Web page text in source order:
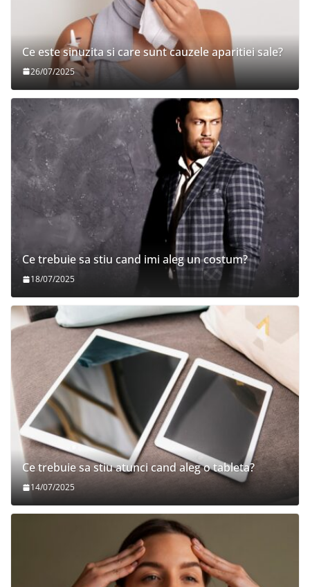
Ce este sinuzita si care sunt cauzele aparitiei sale?
26/07/2025
Ce trebuie sa stiu cand imi aleg un costum?
18/07/2025
Ce trebuie sa stiu atunci cand aleg o tableta?
14/07/2025